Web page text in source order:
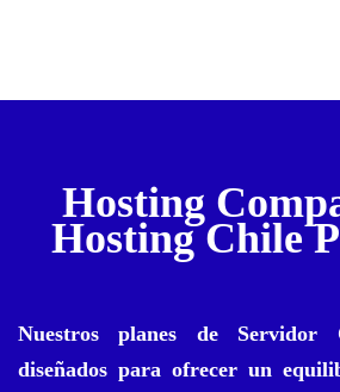
Hosting
Hosting Chile
Nuestros planes de Servidor
diseñados para ofrecer un